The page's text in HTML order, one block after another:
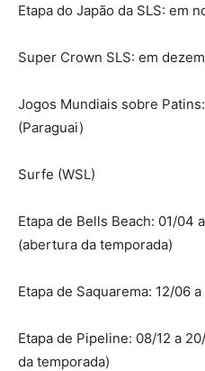
Etapa do Japão da SLS: em
Super Crown SLS: em
Jogos Mundiais sobre
(Paraguai)
Surfe (WSL)
Etapa de Bells Beach: 01/04
(abertura da temporada)
Etapa de Saquarema: 12/06
Etapa de Pipeline: 08/12 a
da temporada)